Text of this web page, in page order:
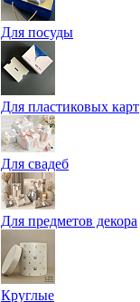
Для посуды
Для пластиковых карт
Для свадеб
Для предметов декора
Круглые